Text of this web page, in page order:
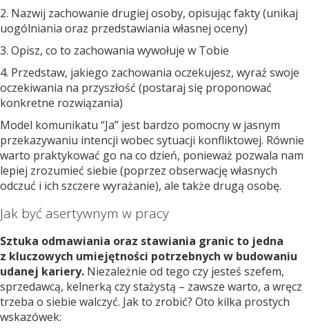
2. Nazwij zachowanie drugiej osoby, opisując fakty (unikaj
uogólniania oraz przedstawiania własnej oceny)
3. Opisz, co to zachowania wywołuje w Tobie
4. Przedstaw, jakiego zachowania oczekujesz, wyraź swoje
oczekiwania na przyszłość (postaraj się proponować
konkretne rozwiązania)
Model komunikatu “Ja” jest bardzo pomocny w jasnym
przekazywaniu intencji wobec sytuacji konfliktowej. Równie
warto praktykować go na co dzień, ponieważ pozwala nam
lepiej zrozumieć siebie (poprzez obserwację własnych
odczuć i ich szczere wyrażanie), ale także drugą osobę.
Jak być asertywnym w pracy
Sztuka odmawiania oraz stawiania granic to jedna
z kluczowych umiejętności potrzebnych w budowaniu
udanej kariery. Niezależnie od tego czy jesteś szefem,
sprzedawcą, kelnerką czy stażystą – zawsze warto, a wręcz
trzeba o siebie walczyć. Jak to zrobić? Oto kilka prostych
wskazówek: